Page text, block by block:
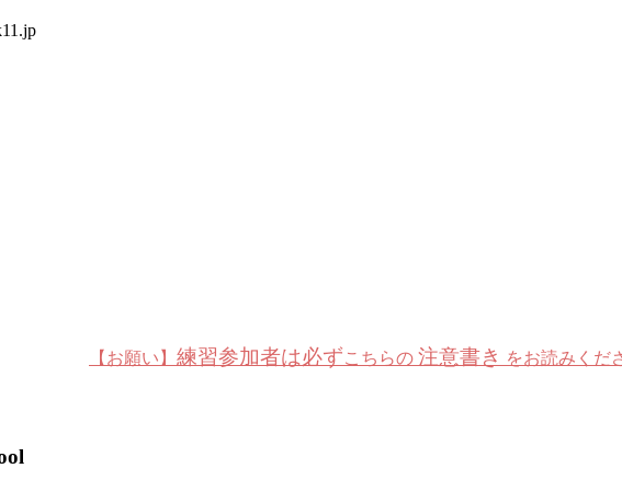
【お願い】 練習参加者は必ずこちらの 注意書き をお読みくだ